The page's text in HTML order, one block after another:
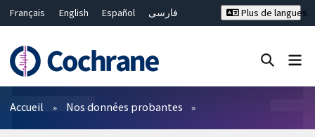
Français English Español
فارسی
Bahasa Malaysia
ไทย
繁體中文
简体中文
Plus de langues
Filtres
Accueil Nos données probantes